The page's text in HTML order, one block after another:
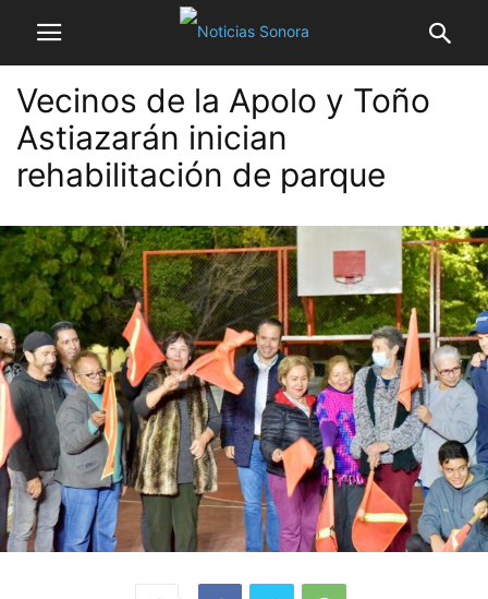
Vecinos de la Apolo y Toño
Astiazarán inician
rehabilitación de parque